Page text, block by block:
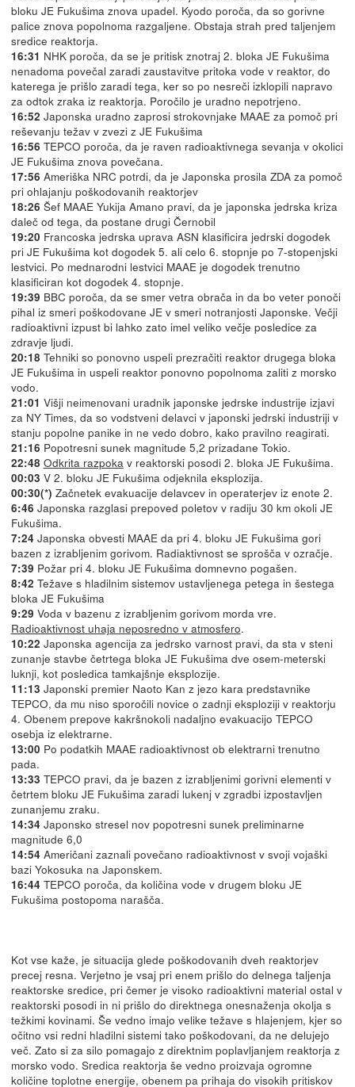
bloku JE Fukušima znova upadel. Kyodo poroča, da so gorivne
palice znova popolnoma razgaljene. Obstaja strah pred taljenjem
sredice reaktorja.
16:31 NHK poroča, da se je pritisk znotraj 2. bloka JE Fukušima
nenadoma povečal zaradi zaustavitve pritoka vode v reaktor, do
katerega je prišlo zaradi tega, ker so po nesreči izklopili napravo
za odtok zraka iz reaktorja. Poročilo je uradno nepotrjeno.
16:52 Japonska uradno zaprosi strokovnjake MAAE za pomoč pri
reševanju težav v zvezi z JE Fukušima
16:56 TEPCO poroča, da je raven radioaktivnega sevanja v okolici
JE Fukušima znova povečana.
17:56 Ameriška NRC potrdi, da je Japonska prosila ZDA za pomoč
pri ohlajanju poškodovanih reaktorjev
18:26 Šef MAAE Yukija Amano pravi, da je japonska jedrska kriza
daleč od tega, da postane drugi Černobil
19:20 Francoska jedrska uprava ASN klasificira jedrski dogodek
pri JE Fukušima kot dogodek 5. ali celo 6. stopnje po 7-stopenjski
lestvici. Po mednarodni lestvici MAAE je dogodek trenutno
klasificiran kot dogodek 4. stopnje.
19:39 BBC poroča, da se smer vetra obrača in da bo veter ponoči
pihal iz smeri poškodovane JE v smeri notranjosti Japonske. Večji
radioaktivni izpust bi lahko zato imel veliko večje posledice za
zdravje ljudi.
20:18 Tehniki so ponovno uspeli prezračiti reaktor drugega bloka
JE Fukušima in uspeli reaktor ponovno popolnoma zaliti z morsko
vodo.
21:01 Višji neimenovani uradnik japonske jedrske industrije izjavi
za NY Times, da so vodstveni delavci v japonski jedrski industriji v
stanju popolne panike in ne vedo dobro, kako pravilno reagirati.
21:16 Popotresni sunek magnitude 5,2 prizadane Tokio.
22:48 Odkrita razpoka v reaktorski posodi 2. bloka JE Fukušima.
00:03 V 2. bloku JE Fukušima odjeknila eksplozija.
00:30(*) Začnetek evakuacije delavcev in operaterjev iz enote 2.
6:46 Japonska razglasi prepoved poletov v radiju 30 km okoli JE
Fukušima.
7:24 Japonska obvesti MAAE da pri 4. bloku JE Fukušima gori
bazen z izrabljenim gorivom. Radiaktivnost se sprošča v ozračje.
7:39 Požar pri 4. bloku JE Fukušima domnevno pogašen.
8:42 Težave s hladilnim sistemov ustavljenega petega in šestega
bloka JE Fukušima
9:29 Voda v bazenu z izrabljenim gorivom morda vre.
Radioaktivnost uhaja neposredno v atmosfero.
10:22 Japonska agencija za jedrsko varnost pravi, da sta v steni
zunanje stavbe četrtega bloka JE Fukušima dve osem-meterski
luknji, kot posledica tamkajšnje eksplozije.
11:13 Japonski premier Naoto Kan z jezo kara predstavnike
TEPCO, da mu niso sporočili novice o zadnji eksploziji v reaktorju
4. Obenem prepove kakršnokoli nadaljno evakuacijo TEPCO
osebja iz elektrarne.
13:00 Po podatkih MAAE radioaktivnost ob elektrarni trenutno
pada.
13:33 TEPCO pravi, da je bazen z izrabljenimi gorivni elementi v
četrtem bloku JE Fukušima zaradi lukenj v zgradbi izpostavljen
zunanjemu zraku.
14:34 Japonsko stresel nov popotresni sunek preliminarne
magnitude 6,0
14:54 Američani zaznali povečano radioaktivnost v svoji vojaški
bazi Yokosuka na Japonskem.
16:44 TEPCO poroča, da količina vode v drugem bloku JE
Fukušima postopoma narašča.
Kot vse kaže, je situacija glede poškodovanih dveh reaktorjev
precej resna. Verjetno je vsaj pri enem prišlo do delnega taljenja
reaktorske sredice, pri čemer je visoko radioaktivni material ostal v
reaktorski posodi in ni prišlo do direktnega onesnaženja okolja s
težkimi kovinami. Še vedno imajo velike težave s hlajenjem, kjer so
očitno vsi redni hladilni sistemi tako poškodovani, da ne delujejo
več. Zato si za silo pomagajo z direktnim poplavljanjem reaktorja z
morsko vodo. Sredica reaktorja še vedno proizvaja ogromne
količine toplotne energije, obenem pa prihaja do visokih pritiskov